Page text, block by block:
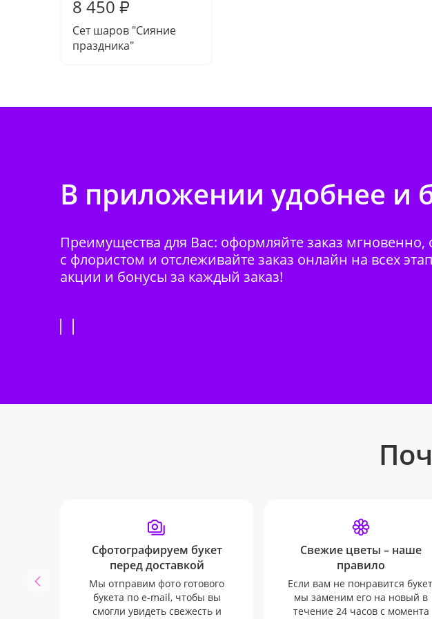
8 450 ₽
Сет шаров "Сияние
праздника"
В приложении удобнее и
Преимущества для Вас: оформляйте заказ мгновенно,
с флористом и отслеживайте заказ онлайн на всех
акции и бонусы за каждый заказ!
Сфотографируем букет
перед доставкой
Мы отправим фото готового
букета по e-mail, чтобы вы
смогли увидеть свежесть и
Свежие цветы – наше
правило
Если вам не понравится
мы заменим его на новый в
течение 24 часов с момента